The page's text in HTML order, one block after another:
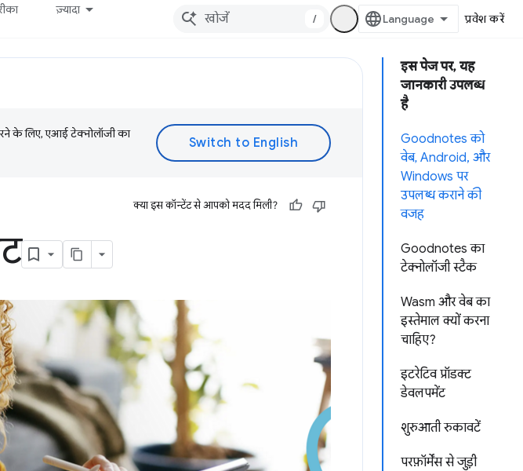
ज़्यादा
/ प्रवेश करें
इस पेज पर, यह
जानकारी उपलब्ध
है
Goodnotes को
वेब, Android, और
Windows पर
उपलब्ध कराने की
वजह
Goodnotes का
टेक्नोलॉजी स्टैक
Wasm और वेब का
इस्तेमाल क्यों करना
चाहिए?
इटरेटिव प्रॉडक्ट
डेवलपमेंट
शुरुआती रुकावटें
परफ़ॉर्मेंस से जुड़ी
के लिए, एआई टेक्नोलॉजी का
क्या इस कॉन्टेंट से आपको मदद मिली?